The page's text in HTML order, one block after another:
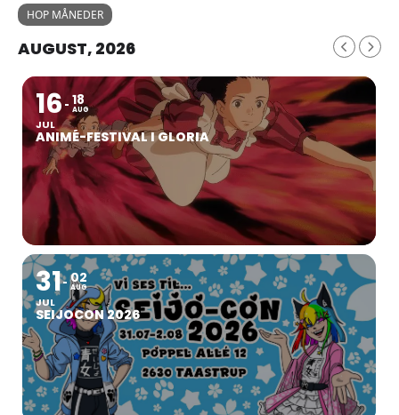
HOP MÅNEDER
AUGUST, 2026
16
JUL
18
AUG
ANIMÉ-FESTIVAL I GLORIA
31
JUL
02
AUG
SEIJOCON 2026